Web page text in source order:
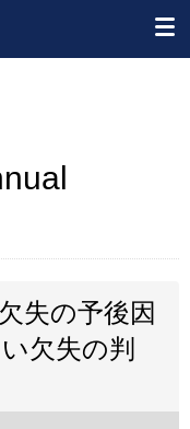
失の予後因
欠失の判